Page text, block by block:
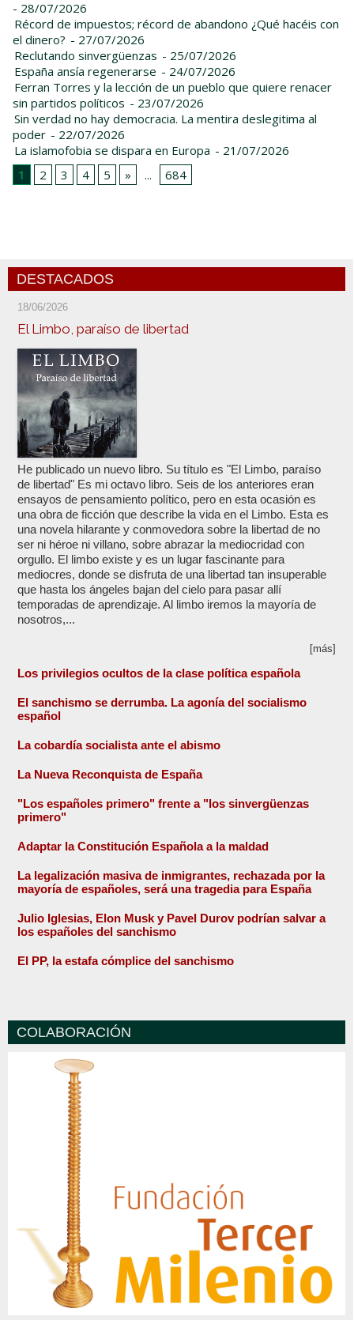
- 28/07/2026
Récord de impuestos; récord de abandono ¿Qué hacéis con
el dinero? - 27/07/2026
Reclutando sinvergüenzas - 25/07/2026
España ansía regenerarse - 24/07/2026
Ferran Torres y la lección de un pueblo que quiere renacer
sin partidos políticos - 23/07/2026
Sin verdad no hay democracia. La mentira deslegitima al
poder - 22/07/2026
La islamofobia se dispara en Europa - 21/07/2026
1
2 3 4 5 » ... 684
DESTACADOS
18/06/2026
El Limbo, paraíso de libertad
He publicado un nuevo libro. Su título es "El Limbo, paraíso
de libertad" Es mi octavo libro. Seis de los anteriores eran
ensayos de pensamiento político, pero en esta ocasión es
una obra de ficción que describe la vida en el Limbo. Esta es
una novela hilarante y conmovedora sobre la libertad de no
ser ni héroe ni villano, sobre abrazar la mediocridad con
orgullo. El limbo existe y es un lugar fascinante para
mediocres, donde se disfruta de una libertad tan insuperable
que hasta los ángeles bajan del cielo para pasar allí
temporadas de aprendizaje. Al limbo iremos la mayoría de
nosotros,...
[más]
Los privilegios ocultos de la clase política española
El sanchismo se derrumba. La agonía del socialismo
español
La cobardía socialista ante el abismo
La Nueva Reconquista de España
"Los españoles primero" frente a "los sinvergüenzas
primero"
Adaptar la Constitución Española a la maldad
La legalización masiva de inmigrantes, rechazada por la
mayoría de españoles, será una tragedia para España
Julio Iglesias, Elon Musk y Pavel Durov podrían salvar a
los españoles del sanchismo
El PP, la estafa cómplice del sanchismo
COLABORACIÓN